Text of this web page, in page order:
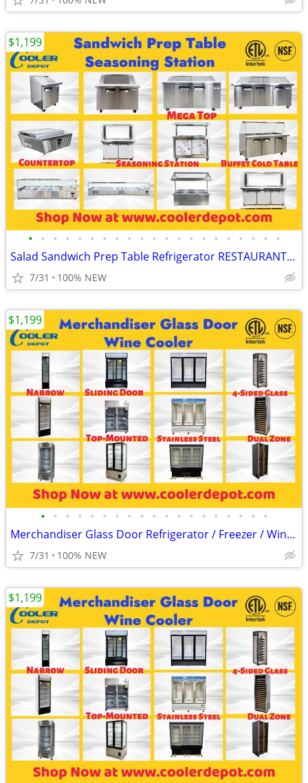
• • • • • • • • • • • • • • • • • • • • •
Salad Sandwich Prep Table Refrigerator RESTAURANT EQUIPMENT
7/31 100% NEW
$1,199
• • • • • • • • • • • • • • • • • • •
Merchandiser Glass Door Refrigerator / Freezer / Wine Cooler
7/31 100% NEW
$1,199
$1,199